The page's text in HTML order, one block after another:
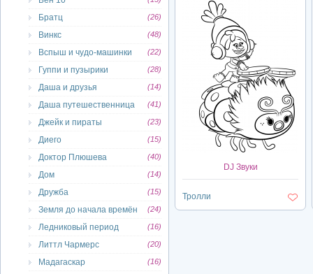
Братц (26)
Винкс (48)
Вспыш и чудо-машинки (22)
Гуппи и пузырики (28)
Даша и друзья (14)
Даша путешественница (41)
Джейк и пираты (23)
Диего (15)
Доктор Плюшева (40)
Дом (14)
Дружба (15)
Земля до начала времён (24)
Ледниковый период (16)
Литтл Чармерс (20)
Мадагаскар (16)
DJ Звуки
Тролли